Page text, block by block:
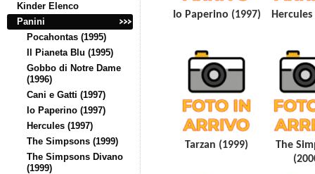
Kinder Elenco
Panini
Pocahontas (1995)
Il Pianeta Blu (1995)
Gobbo di Notre Dame
(1996)
Cani e Gatti (1997)
Io Paperino (1997)
Hercules (1997)
The Simpsons (1999)
The Simpsons Divano
(1999)
Io Paperino (1997)
Tarzan (1999)
The